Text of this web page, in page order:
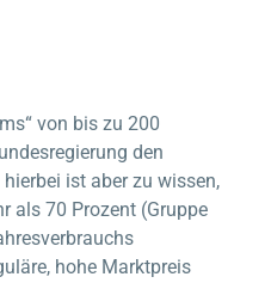
von bis zu 200
den
ist aber zu wissen,
als 70 Prozent (Gruppe
hohe Marktpreis